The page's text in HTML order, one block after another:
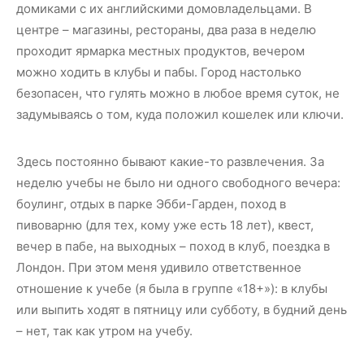
домиками с их английскими домовладельцами. В
центре – магазины, рестораны, два раза в неделю
проходит ярмарка местных продуктов, вечером
можно ходить в клубы и пабы. Город настолько
безопасен, что гулять можно в любое время суток, не
задумываясь о том, куда положил кошелек или ключи.
Здесь постоянно бывают какие-то развлечения. За
неделю учебы не было ни одного свободного вечера:
боулинг, отдых в парке Эбби-Гарден, поход в
пивоварню (для тех, кому уже есть 18 лет), квест,
вечер в пабе, на выходных – поход в клуб, поездка в
Лондон. При этом меня удивило ответственное
отношение к учебе (я была в группе «18+»): в клубы
или выпить ходят в пятницу или субботу, в будний день
– нет, так как утром на учебу.